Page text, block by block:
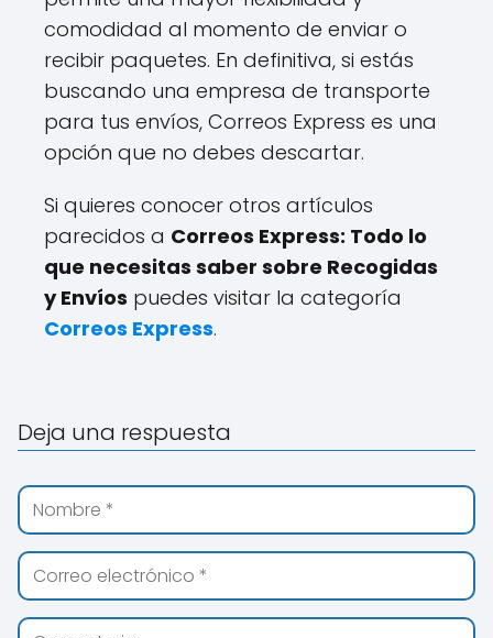
comodidad al momento de enviar o
recibir paquetes. En definitiva, si estás
buscando una empresa de transporte
para tus envíos, Correos Express es una
opción que no debes descartar.
Si quieres conocer otros artículos
parecidos a Correos Express: Todo lo
que necesitas saber sobre Recogidas
y Envíos puedes visitar la categoría
Correos Express.
Deja una respuesta